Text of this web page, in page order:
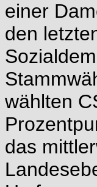
einer
den
wählten
das